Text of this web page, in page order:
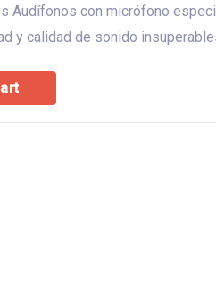
Audífonos con micrófono
y calidad de sonido